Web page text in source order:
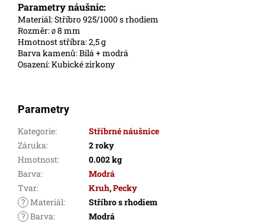
Parametry náušnic:
Materiál: Stříbro 925/1000 s rhodiem
Rozměr: Ø 8 mm
Hmotnost stříbra: 2,5 g
Barva kamenů: Bílá + modrá
Osazení: Kubické zirkony
Parametry
Kategorie:
Stříbrné náušnice
Záruka:
2 roky
Hmotnost:
0.002 kg
Barva:
Modrá
Tvar: Kruh,Pecky
? Materiál:
Stříbro s rhodiem
? Barva:
Modrá